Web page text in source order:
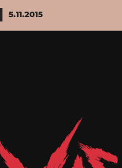
5.11.2015